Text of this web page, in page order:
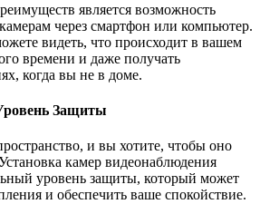
является возможность
через смартфон или компьютер.
видеть, что происходит в вашем
времени и даже получать
когда вы не в доме.
Защиты
и вы хотите, чтобы оно
камер видеонаблюдения
уровень защиты, который может
и обеспечить ваше спокойствие.